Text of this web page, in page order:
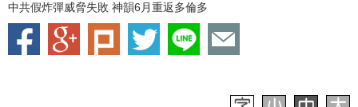
中共假炸彈威脅失敗 神韻6月重返多倫多